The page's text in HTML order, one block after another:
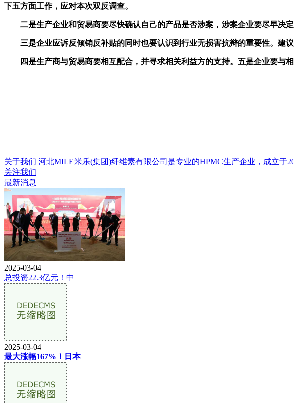
下五方面工作，应对本次双反调查。
二是生产企业和贸易商要尽快确认自己的产品是否涉案，涉案企业要尽早决定
三是企业应诉反倾销反补贴的同时也要认识到行业无损害抗辩的重要性。建议
四是生产商与贸易商要相互配合，并寻求相关利益方的支持。五是企业要与相
关于我们 河北MILE米乐(集团)纤维素有限公司是专业的HPMC生产企业，成立于
关注我们
最新消息
2025-03-04
总投资22.3亿元！中
2025-03-04
最大涨幅167%！日本